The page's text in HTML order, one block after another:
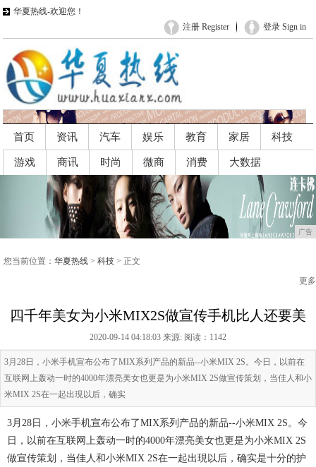
华夏热线-欢迎您！
登录 Sign in
注册 Register
首页 资讯 汽车 娱乐 教育 家居 科技
游戏 商讯 时尚 微商 消费 大数据
广告
您当前位置： 华夏热线 > 科技 > 正文
更多
四千年美女为小米MIX2S做宣传手机比人还要美
2020-09-14 04:18:03 来源: 阅读：1142
3月28日，小米手机宣布公布了MIX系列产品的新品--小米MIX 2S。今日，以前在
互联网上轰动一时的4000年漂亮美女也更是为小米MIX 2S做宣传策划，当佳人和小
米MIX 2S在一起出現以后，确实
3月28日，小米手机宣布公布了MIX系列产品的新品--小米MIX 2S。今
日，以前在互联网上轰动一时的4000年漂亮美女也更是为小米MIX 2S
做宣传策划，当佳人和小米MIX 2S在一起出現以后，确实是十分的护